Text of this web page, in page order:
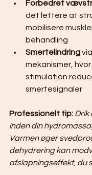
Forbedret
det lettere at
mobilisere
behandling
Smertelindring
mekanismer,
stimulation
smertesignaler
Professionelt tip: Drik
inden din
Varmen øger
dehydrering kan
afslapningseffekt, du